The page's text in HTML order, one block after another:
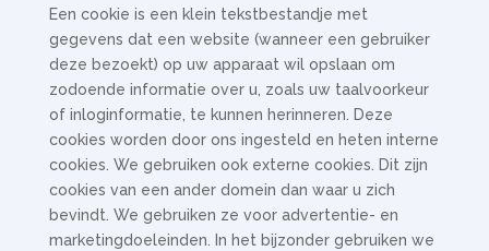
Een cookie is een klein tekstbestandje met
gegevens dat een website (wanneer een gebruiker
deze bezoekt) op uw apparaat wil opslaan om
zodoende informatie over u, zoals uw taalvoorkeur
of inloginformatie, te kunnen herinneren. Deze
cookies worden door ons ingesteld en heten interne
cookies. We gebruiken ook externe cookies. Dit zijn
cookies van een ander domein dan waar u zich
bevindt. We gebruiken ze voor advertentie- en
marketingdoeleinden. In het bijzonder gebruiken we